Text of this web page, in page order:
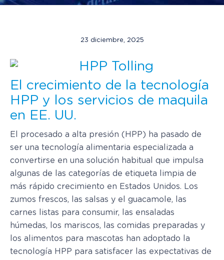
23 diciembre, 2025
El crecimiento de la tecnología
HPP y los servicios de maquila
en EE. UU.
El procesado a alta presión (HPP) ha pasado de
ser una tecnología alimentaria especializada a
convertirse en una solución habitual que impulsa
algunas de las categorías de etiqueta limpia de
más rápido crecimiento en Estados Unidos. Los
zumos frescos, las salsas y el guacamole, las
carnes listas para consumir, las ensaladas
húmedas, los mariscos, las comidas preparadas y
los alimentos para mascotas han adoptado la
tecnología HPP para satisfacer las expectativas de